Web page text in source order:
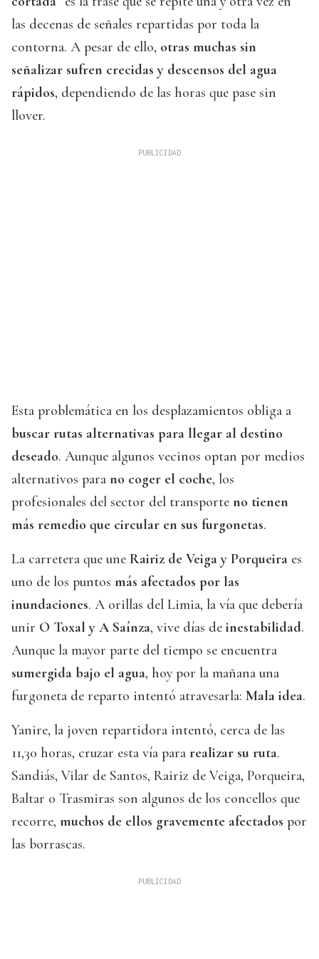
las decenas de señales repartidas por toda la
contorna. A pesar de ello, otras muchas sin
señalizar sufren crecidas y descensos del agua
rápidos, dependiendo de las horas que pase sin
llover.
Esta problemática en los desplazamientos obliga a
buscar rutas alternativas para llegar al destino
deseado. Aunque algunos vecinos optan por medios
alternativos para no coger el coche, los
profesionales del sector del transporte no tienen
más remedio que circular en sus furgonetas.
La carretera que une Rairiz de Veiga y Porqueira es
uno de los puntos más afectados por las
inundaciones. A orillas del Limia, la vía que debería
unir O Toxal y A Saínza, vive días de inestabilidad.
Aunque la mayor parte del tiempo se encuentra
sumergida bajo el agua, hoy por la mañana una
furgoneta de reparto intentó atravesarla: Mala idea.
Yanire, la joven repartidora intentó, cerca de las
11,30 horas, cruzar esta vía para realizar su ruta.
Sandiás, Vilar de Santos, Rairiz de Veiga, Porqueira,
Baltar o Trasmiras son algunos de los concellos que
recorre, muchos de ellos gravemente afectados por
las borrascas.